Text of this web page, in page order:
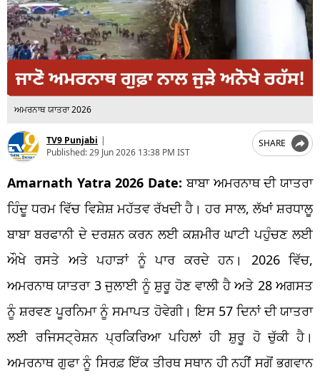
ਅਮਰਨਾਥ ਯਾਤਰਾ 2026
TV9 Punjabi |
Published:29 Jun 2026 13:38 PM IST
SHARE
Amarnath Yatra 2026 Date: ਬਾਬਾ ਅਮਰਨਾਥ ਦੀ ਯਾਤਰਾ
ਹਿੰਦੂ ਧਰਮ ਵਿੱਚ ਵਿਸ਼ੇਸ਼ ਮਹੱਤਵ ਰੱਖਦੀ ਹੈ। ਹਰ ਸਾਲ, ਲੱਖਾਂ ਸ਼ਰਧਾਲੂ
ਬਾਬਾ ਬਰਫਾਨੀ ਦੇ ਦਰਸ਼ਨ ਕਰਨ ਲਈ ਕਸ਼ਮੀਰ ਘਾਟੀ ਪਹੁੰਚਣ ਲਈ
ਔਖੇ ਰਸਤੇ ਅਤੇ ਪਹਾੜਾਂ ਨੂੰ ਪਾਰ ਕਰਦੇ ਹਨ। 2026 ਵਿੱਚ,
ਅਮਰਨਾਥ ਯਾਤਰਾ 3 ਜੁਲਾਈ ਨੂੰ ਸ਼ੁਰੂ ਹੋਣ ਵਾਲੀ ਹੈ ਅਤੇ 28 ਅਗਸਤ
ਨੂੰ ਸ਼ਰਵਣ ਪੂਰਨਿਮਾ ਨੂੰ ਸਮਾਪਤ ਹੋਵੇਗੀ। ਇਸ 57 ਦਿਨਾਂ ਦੀ ਯਾਤਰਾ
ਲਈ ਰਜਿਸਟ੍ਰੇਸ਼ਨ ਪ੍ਰਕਿਰਿਆ ਪਹਿਲਾਂ ਹੀ ਸ਼ੁਰੂ ਹੋ ਚੁੱਕੀ ਹੈ।
ਅਮਰਨਾਥ ਗੁਫਾ ਨੂੰ ਸਿਰਫ਼ ਇੱਕ ਤੀਰਥ ਸਥਾਨ ਹੀ ਨਹੀਂ ਸਗੋਂ ਭਗਵਾਨ